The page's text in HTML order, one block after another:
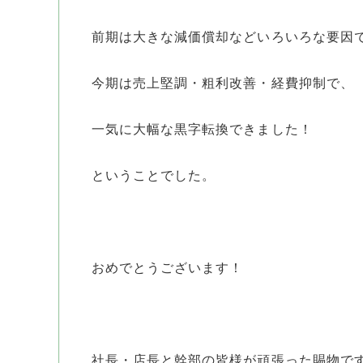
前期は大きな減価償却などいろいろな要因
今期は売上堅調・粗利改善・経費抑制で、
一気に大幅な黒字転換できました！
ということでした。
おめでとうございます！
社長・店長と幹部の皆様が頑張った賜物で